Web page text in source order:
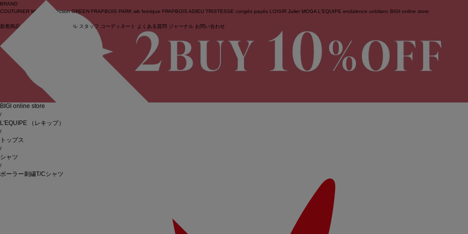
ログイン
BRAND
COUTURIER MOGA Collection GREEN FRAPBOIS PARK wb feerique FRAPBOIS ADIEU TRISTESSE congés payés LOISIR Julier MOGA L'EQUIPE endalence unbilanc BIGI online store
新着商品 (ライブ) セール スタッフ コーディネート よくある質問 ジャーナル お問い合わせ
BIGI online store
/
L'EQUIPE （レキップ）
/
トップス
/
シャツ
/
ボーラー刺繍T/Cシャツ